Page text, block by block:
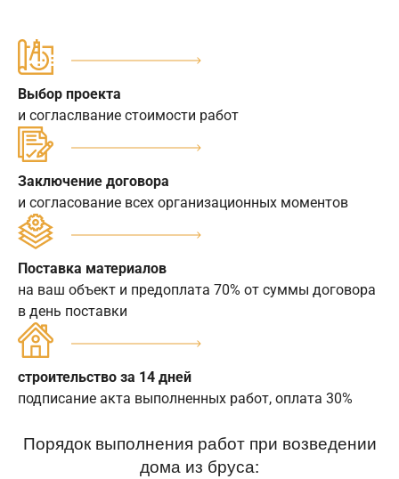
Выбор проекта
и согласлвание стоимости работ
Заключение договора
и согласование всех организационных моментов
Поставка материалов
на ваш объект и предоплата 70% от суммы договора
в день поставки
строительство за 14 дней
подписание акта выполненных работ, оплата 30%
Порядок выполнения работ при возведении
дома из бруса: